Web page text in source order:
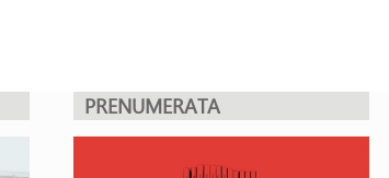
PRENUMERATA